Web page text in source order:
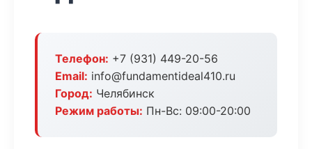
Телефон: +7 (931) 449-20-56
Email: info@fundamentideal410.ru
Город: Челябинск
Режим работы: Пн-Вс: 09:00-20:00